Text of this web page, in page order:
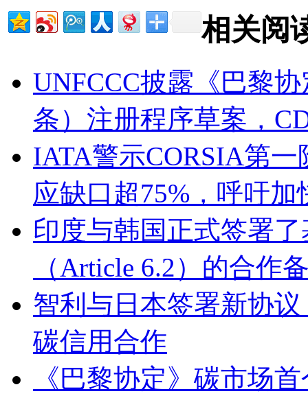
相关阅
UNFCCC披露《巴黎
条）注册程序草案，
IATA警示CORSIA第
应缺口超75%，呼吁
印度与韩国正式签署
（Article 6.2）的合作
智利与日本签署新协
碳信用合作
《巴黎协定》碳市场